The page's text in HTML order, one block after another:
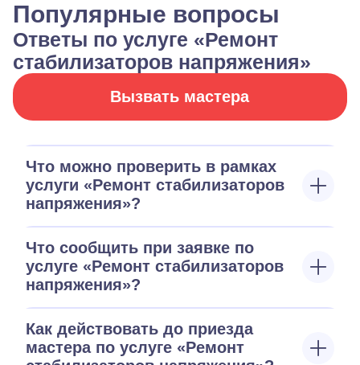
Популярные вопросы
Ответы по услуге «Ремонт
стабилизаторов напряжения»
Вызвать мастера
Что можно проверить в рамках
услуги «Ремонт стабилизаторов
напряжения»?
Что сообщить при заявке по
услуге «Ремонт стабилизаторов
напряжения»?
Как действовать до приезда
мастера по услуге «Ремонт